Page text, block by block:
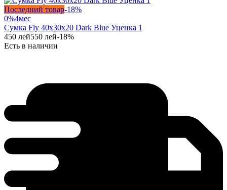
Последний товар-18%
0%4мес
Сумка Fly 40x30x20 Dark Blue Уценка 1
450 лей550 лей-18%
Есть в наличии